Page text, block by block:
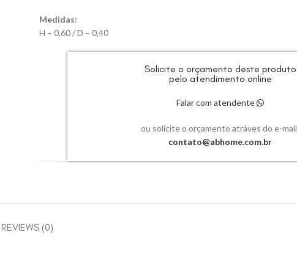
Medidas:
H – 0,60 / D – 0,40
Solicite o orçamento deste produto
pelo atendimento online
Falar com atendente
ou solicite o orçamento atráves do e-
contato@abhome.com.br
REVIEWS (0)